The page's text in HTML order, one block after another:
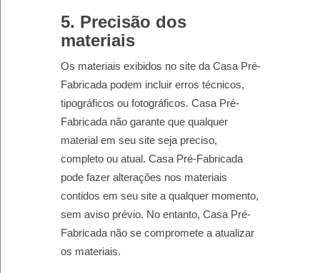
5. Precisão dos
materiais
Os materiais exibidos no site da Casa Pré-
Fabricada podem incluir erros técnicos,
tipográficos ou fotográficos. Casa Pré-
Fabricada não garante que qualquer
material em seu site seja preciso,
completo ou atual. Casa Pré-Fabricada
pode fazer alterações nos materiais
contidos em seu site a qualquer momento,
sem aviso prévio. No entanto, Casa Pré-
Fabricada não se compromete a atualizar
os materiais.